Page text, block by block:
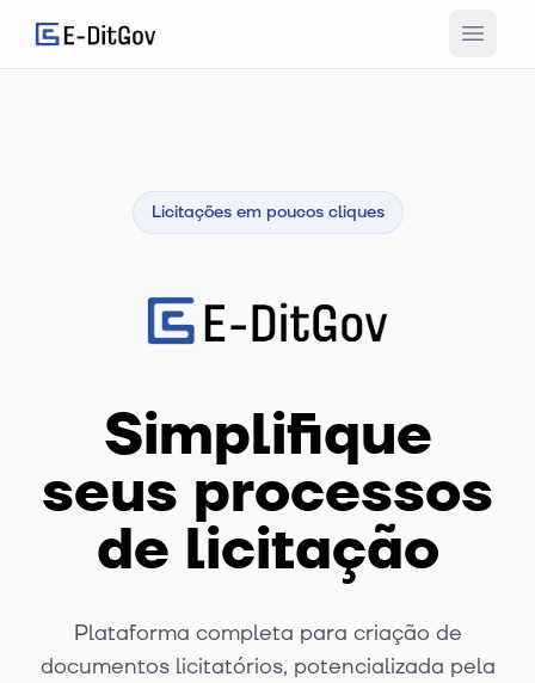
Licitações em poucos cliques
Simplifique
seus processos
de licitação
Plataforma completa para criação de
documentos licitatórios, potencializada pela